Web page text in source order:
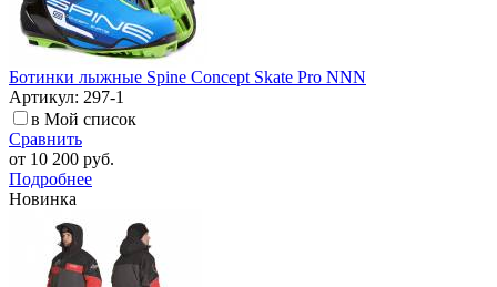
Ботинки лыжные Spine Concept Skate Pro NNN
Артикул: 297-1
в Мой список
Сравнить
от 10 200 руб.
Подробнее
Новинка